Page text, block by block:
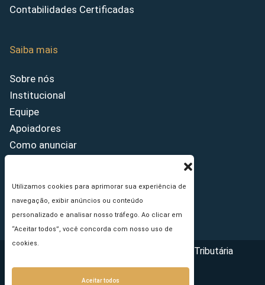
Utilizamos cookies para aprimorar sua experiência de
navegação, exibir anúncios ou conteúdo
personalizado e analisar nosso tráfego. Ao clicar em
“Aceitar todos”, você concorda com nosso uso de
cookies.
Aceitar todos
Contabilidades Certificadas
Saiba mais
Sobre nós
Institucional
Equipe
Apoiadores
Como anunciar
Princípios Editoriais
Copyright © 2026 - Portal da Reforma Tributária